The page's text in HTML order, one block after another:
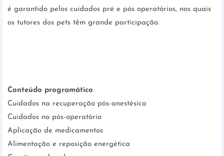
é garantido pelos cuidados pré e pós operatórios, nos quais
os tutores dos pets têm grande participação.
Conteúdo programático
Cuidados na recuperação pós-anestésica
Cuidados no pós-operatório
Aplicação de medicamentos
Alimentação e reposição energética